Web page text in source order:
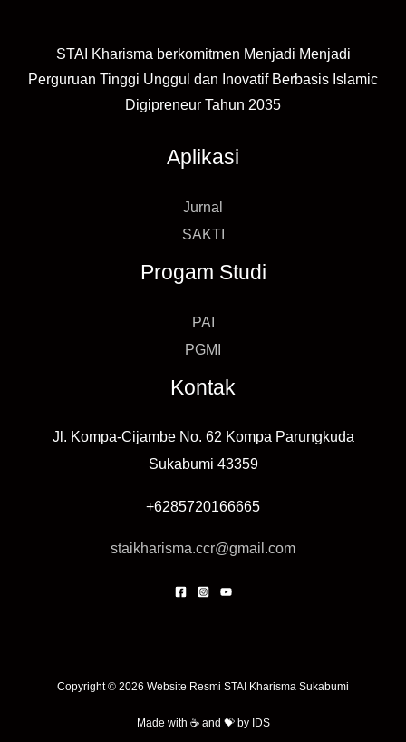
STAI Kharisma berkomitmen Menjadi Menjadi
Perguruan Tinggi Unggul dan Inovatif Berbasis Islamic
Digipreneur Tahun 2035
Aplikasi
Jurnal
SAKTI
Progam Studi
PAI
PGMI
Kontak
Jl. Kompa-Cijambe No. 62 Kompa Parungkuda
Sukabumi 43359
+6285720166665
staikharisma.ccr@gmail.com
Copyright © 2026 Website Resmi STAI Kharisma Sukabumi
Made with ☕️ and 💝 by IDS